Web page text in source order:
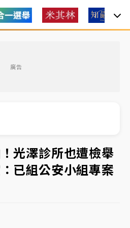
廣告
部以北防豪雨 今晚、明天影
出不進 未移置車輛最高罰
下周一汽柴油價格維持不變
光澤診所也遭檢舉
已組公安小組專案